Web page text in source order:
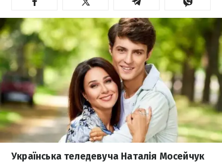
Українська теледевуча Наталія Мосейчук